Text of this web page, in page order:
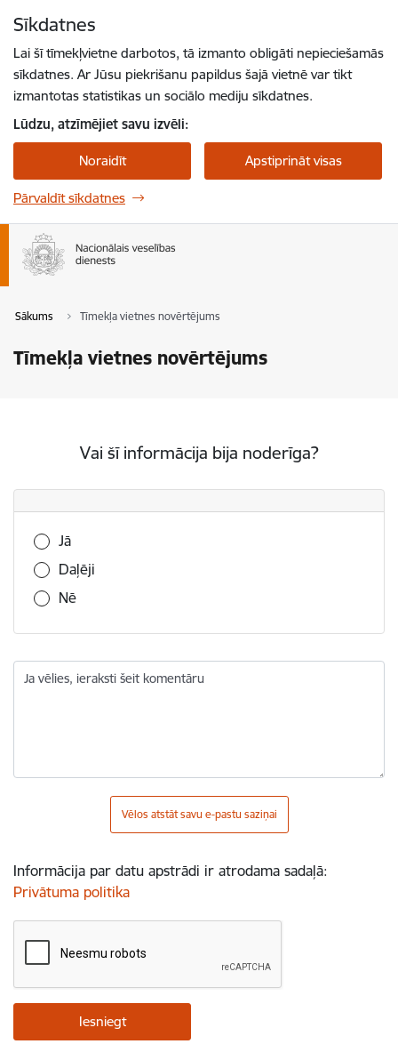
Sīkdatnes
Lai šī tīmekļvietne darbotos, tā izmanto obligāti nepieciešamās
sīkdatnes. Ar Jūsu piekrišanu papildus šajā vietnē var tikt
izmantotas statistikas un sociālo mediju sīkdatnes.
Lūdzu, atzīmējiet savu izvēli:
Noraidīt Apstiprināt visas
Pārvaldīt sīkdatnes
Sākums Tīmekļa vietnes novērtējums
Tīmekļa vietnes novērtējums
Vai šī informācija bija noderīga?
Vai šī informācija bija noderīga?
Jā
Daļēji
Nē
Ja vēlies, ieraksti šeit komentāru
Vēlos atstāt savu e-pastu saziņai
Informācija par datu apstrādi ir atrodama sadaļā:
Privātuma politika